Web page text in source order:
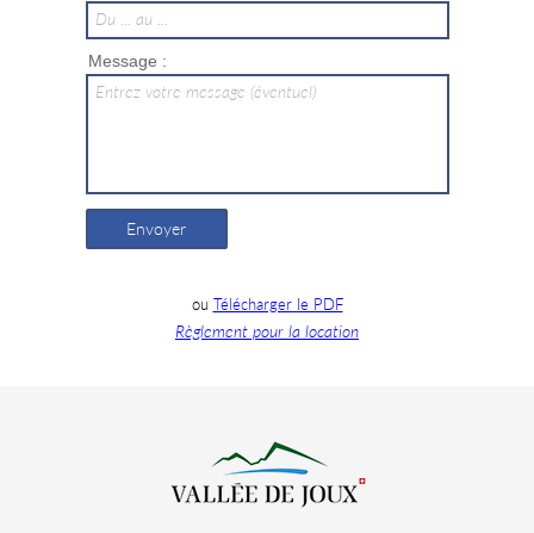
Du ... au ...
Envoyer
Message :
Entrez votre message (éventuel)
ou Télécharger le PDF
Règlement pour la location